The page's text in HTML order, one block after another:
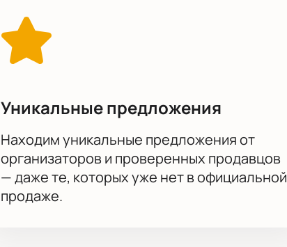
Уникальные предложения
Находим уникальные предложения от
организаторов и проверенных продавцов
— даже те, которых уже нет в официальной
продаже.